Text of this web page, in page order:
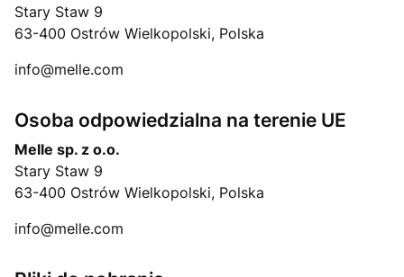
Stary Staw 9
63-400 Ostrów Wielkopolski, Polska
info@melle.com
Osoba odpowiedzialna na terenie UE
Melle sp. z o.o.
Stary Staw 9
63-400 Ostrów Wielkopolski, Polska
info@melle.com